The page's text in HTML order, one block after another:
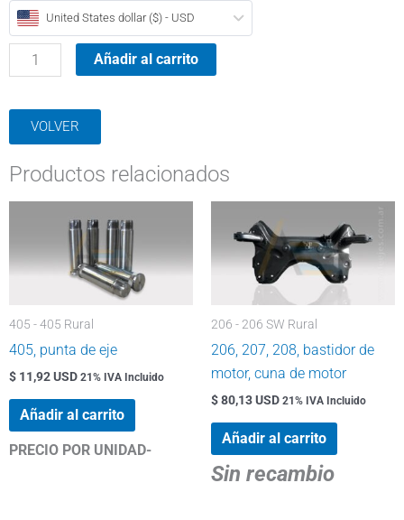
United States dollar ($) - USD
205,
306,
ruleman
eje
cantidad
Añadir al carrito
VOLVER
Productos relacionados
405 - 405 Rural
405, punta de eje
$ 11,92 USD 21% IVA Incluido
Añadir al carrito
PRECIO POR UNIDAD-
206 - 206 SW Rural
206, 207, 208, bastidor de
motor, cuna de motor
$ 80,13 USD 21% IVA Incluido
Añadir al carrito
Sin recambio